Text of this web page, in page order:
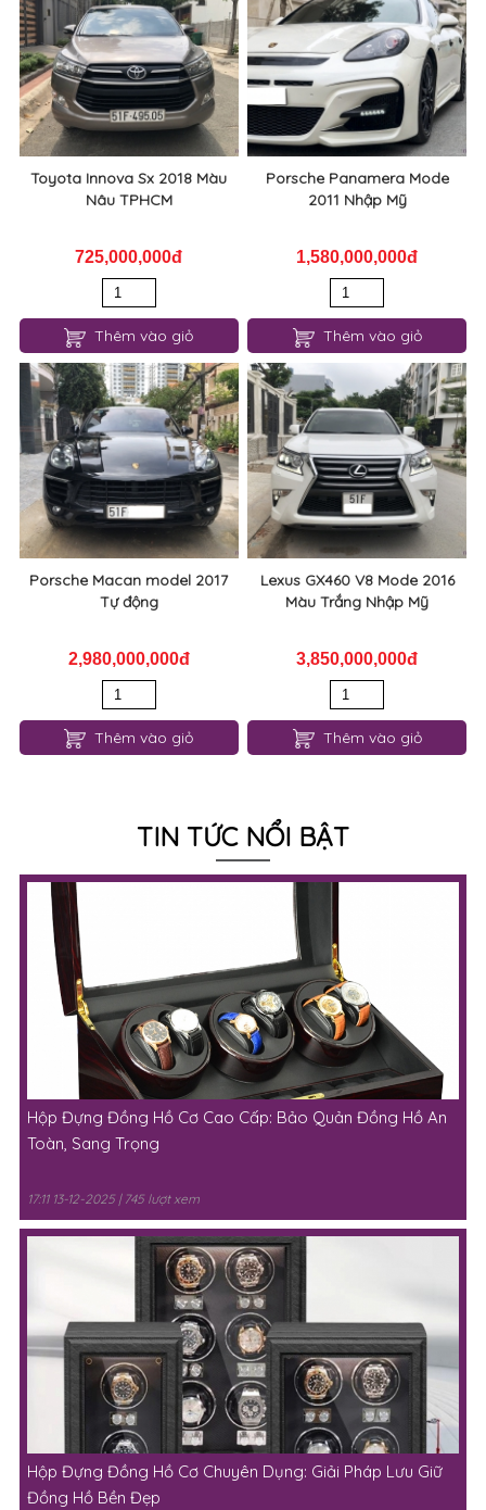
Toyota Innova Sx 2018 Màu
Nâu TPHCM
725,000,000đ
Thêm vào giỏ
Porsche Panamera Mode
2011 Nhập Mỹ
1,580,000,000đ
Thêm vào giỏ
Porsche Macan model 2017
Tự động
2,980,000,000đ
Thêm vào giỏ
Lexus GX460 V8 Mode 2016
Màu Trắng Nhập Mỹ
3,850,000,000đ
Thêm vào giỏ
TIN TỨC NỔI BẬT
Hộp Đựng Đồng Hồ Cơ Cao Cấp: Bảo Quản Đồng Hồ An
Toàn, Sang Trọng
17:11 13-12-2025 | 745 lượt xem
Hộp Đựng Đồng Hồ Cơ Chuyên Dụng: Giải Pháp Lưu Giữ
Đồng Hồ Bền Đẹp